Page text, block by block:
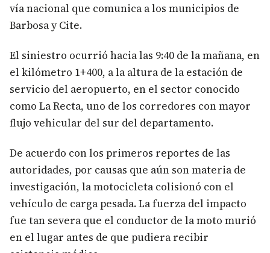
vía nacional que comunica a los municipios de
Barbosa y Cite.
El siniestro ocurrió hacia las 9:40 de la mañana, en
el kilómetro 1+400, a la altura de la estación de
servicio del aeropuerto, en el sector conocido
como La Recta, uno de los corredores con mayor
flujo vehicular del sur del departamento.
De acuerdo con los primeros reportes de las
autoridades, por causas que aún son materia de
investigación, la motocicleta colisionó con el
vehículo de carga pesada. La fuerza del impacto
fue tan severa que el conductor de la moto murió
en el lugar antes de que pudiera recibir